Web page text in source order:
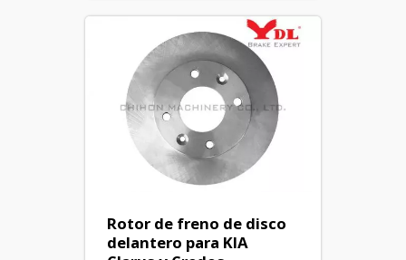
Rotor de freno de disco
delantero para KIA